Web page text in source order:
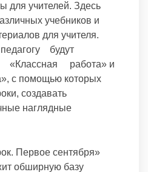
для учителей. Здесь
учебников и
для учителя.
будут
работа» и
с помощью которых
создавать
наглядные
Первое сентября»
обширную базу